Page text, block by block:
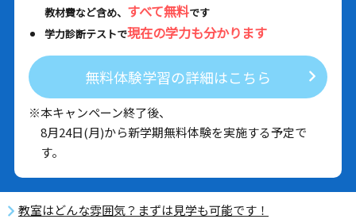
教材費など含め、 すべて無料です
学力診断テストで現在の学力も分かります
無料体験学習の詳細はこちら
※本キャンペーン終了後、
8月24日(月)から新学期無料体験を実施する予定で
す。
教室はどんな雰囲気？まずは見学も可能です！